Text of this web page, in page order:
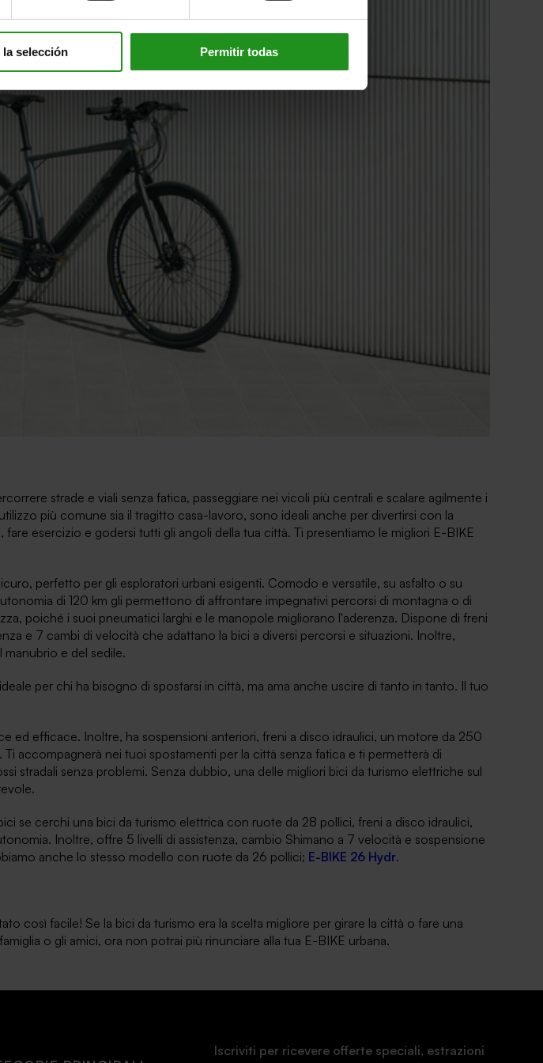
selección Permitir todas
strade e viali senza fatica, passeggiare nei vicoli più centrali e scalare agilmente i
più comune sia il tragitto casa-lavoro, sono ideali anche per divertirsi con la
fare esercizio e godersi tutti gli angoli della tua città. Ti presentiamo le migliori E-BIKE
perfetto per gli esploratori urbani esigenti. Comodo e versatile, su asfalto o su
di 120 km gli permettono di affrontare impegnativi percorsi di montagna o di
poiché i suoi pneumatici larghi e le manopole migliorano l'aderenza. Dispone di freni
e 7 cambi di velocità che adattano la bici a diversi percorsi e situazioni. Inoltre,
e del sedile.
per chi ha bisogno di spostarsi in città, ma ama anche uscire di tanto in tanto. Il tuo
ed efficace. Inoltre, ha sospensioni anteriori, freni a disco idraulici, un motore da 250
accompagnerà nei tuoi spostamenti per la città senza fatica e ti permetterà di
stradali senza problemi. Senza dubbio, una delle migliori bici da turismo elettriche sul
se cerchi una bici da turismo elettrica con ruote da 28 pollici, freni a disco idraulici,
Inoltre, offre 5 livelli di assistenza, cambio Shimano a 7 velocità e sospensione
anche lo stesso modello con ruote da 26 pollici; E-BIKE 26 Hydr.
così facile! Se la bici da turismo era la scelta migliore per girare la città o fare una
o gli amici, ora non potrai più rinunciare alla tua E-BIKE urbana.
Iscriviti per ricevere offerte speciali, estrazioni